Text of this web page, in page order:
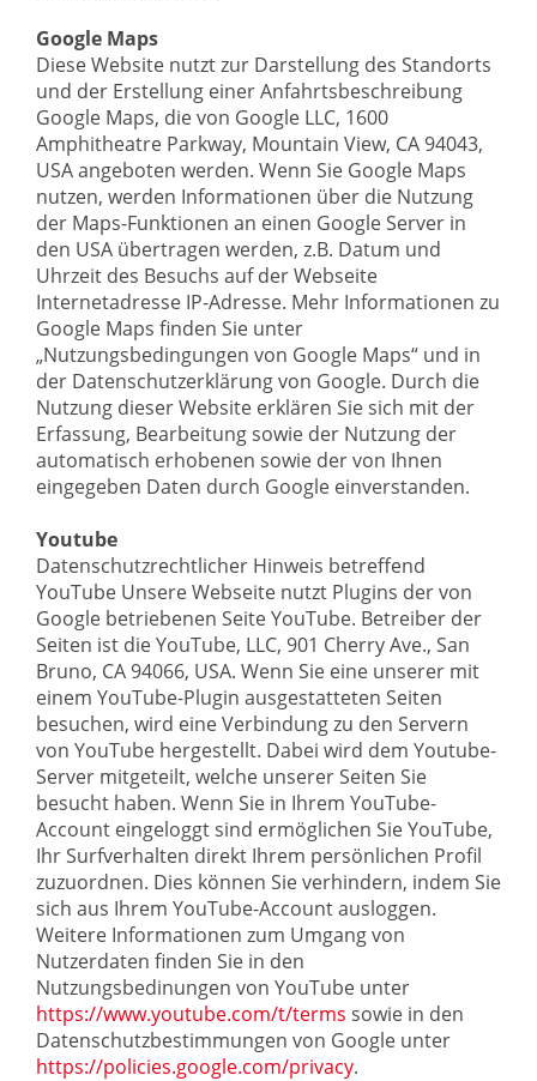
Google Maps
Diese Website nutzt zur Darstellung des Standorts
und der Erstellung einer Anfahrtsbeschreibung
Google Maps, die von Google LLC, 1600
Amphitheatre Parkway, Mountain View, CA 94043,
USA angeboten werden. Wenn Sie Google Maps
nutzen, werden Informationen über die Nutzung
der Maps-Funktionen an einen Google Server in
den USA übertragen werden, z.B. Datum und
Uhrzeit des Besuchs auf der Webseite
Internetadresse IP-Adresse. Mehr Informationen zu
Google Maps finden Sie unter
„Nutzungsbedingungen von Google Maps“ und in
der Datenschutzerklärung von Google. Durch die
Nutzung dieser Website erklären Sie sich mit der
Erfassung, Bearbeitung sowie der Nutzung der
automatisch erhobenen sowie der von Ihnen
eingegeben Daten durch Google einverstanden.
Youtube
Datenschutzrechtlicher Hinweis betreffend
YouTube Unsere Webseite nutzt Plugins der von
Google betriebenen Seite YouTube. Betreiber der
Seiten ist die YouTube, LLC, 901 Cherry Ave., San
Bruno, CA 94066, USA. Wenn Sie eine unserer mit
einem YouTube-Plugin ausgestatteten Seiten
besuchen, wird eine Verbindung zu den Servern
von YouTube hergestellt. Dabei wird dem Youtube-
Server mitgeteilt, welche unserer Seiten Sie
besucht haben. Wenn Sie in Ihrem YouTube-
Account eingeloggt sind ermöglichen Sie YouTube,
Ihr Surfverhalten direkt Ihrem persönlichen Profil
zuzuordnen. Dies können Sie verhindern, indem Sie
sich aus Ihrem YouTube-Account ausloggen.
Weitere Informationen zum Umgang von
Nutzerdaten finden Sie in den
Nutzungsbedinungen von YouTube unter
https://www.youtube.com/t/terms sowie in den
Datenschutzbestimmungen von Google unter
https://policies.google.com/privacy.